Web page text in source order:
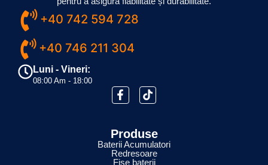
+40 742 594 728
+40 746 211 304
Luni - Vineri:
08:00 Am - 18:00
Produse
Baterii Acumulatori
Redresoare
Fișe baterii